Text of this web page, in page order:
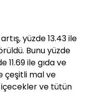
yüzde 13.43 ile
Bunu yüzde
11.69 ile gıda ve
çeşitli mal ve
içecekler ve tütün